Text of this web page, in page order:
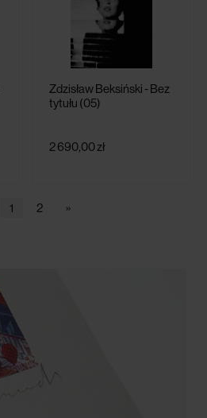
Zdzisław Beksiński - Bez
tytułu (05)
2 690,00 zł
1 2 »